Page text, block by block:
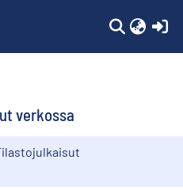
verkossa